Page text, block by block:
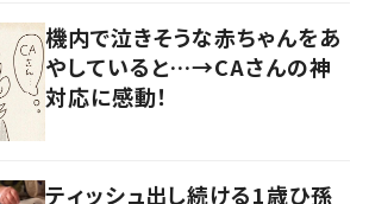
機内で泣きそうな赤ちゃんをあ
やしていると…→CAさんの神
対応に感動！
ティッシュ出し続ける1歳ひ孫